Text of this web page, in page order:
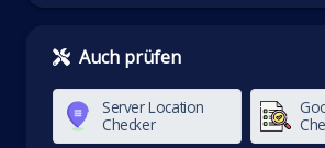
Auch prüfen
Server Location
Checker